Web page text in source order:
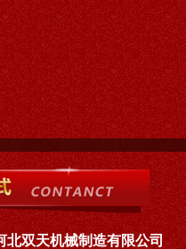
北双天机械制造有限公司